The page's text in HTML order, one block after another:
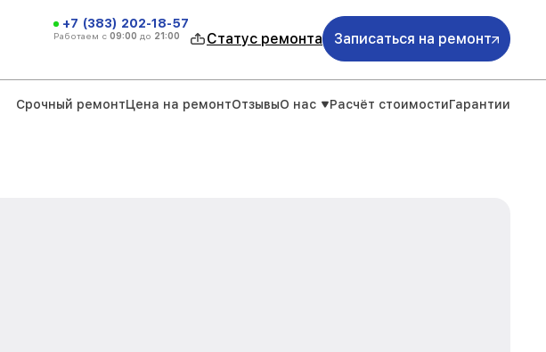
+7 (383) 202-18-57
Работаем с 09:00 до 21:00 Статус ремонта Записаться на ремонт
Срочный ремонтЦена на ремонтОтзывыО нас Расчёт стоимостиГарантии